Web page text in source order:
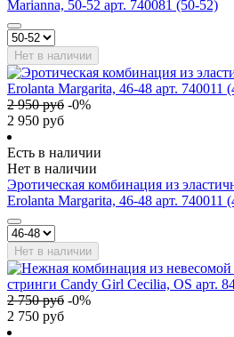
Marianna, 50-52 арт. 740081 (50-52)
Нет в наличии
2 950руб -0%
2 950 руб
Есть в наличии
Нет в наличии
Эротическая комбинация из
Erolanta Margarita, 46-48 арт. 740011
Нет в наличии
2 750руб -0%
2 750 руб